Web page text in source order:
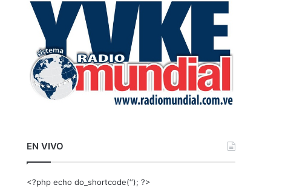
r
EN VIVO
<?php echo do_shortcode(‘‘); ?>